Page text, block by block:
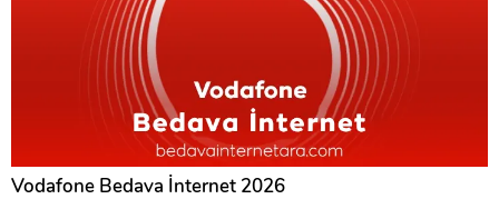
Vodafone Bedava İnternet 2026